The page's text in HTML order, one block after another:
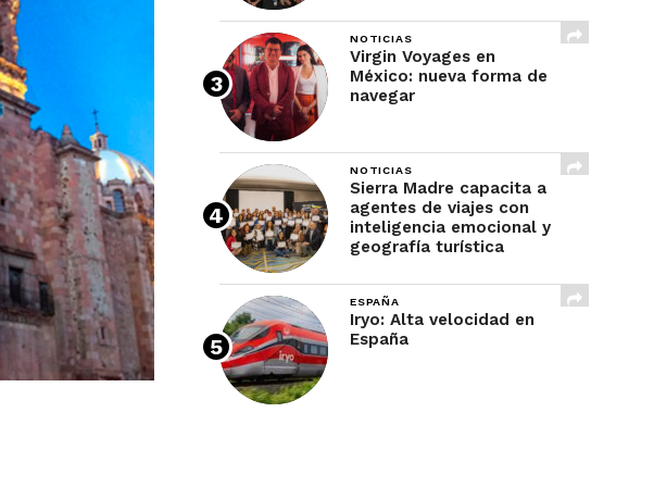
NOTICIAS
Virgin Voyages en
México: nueva forma de
navegar
NOTICIAS
Sierra Madre capacita a
agentes de viajes con
inteligencia emocional y
geografía turística
ESPAÑA
Iryo: Alta velocidad en
España